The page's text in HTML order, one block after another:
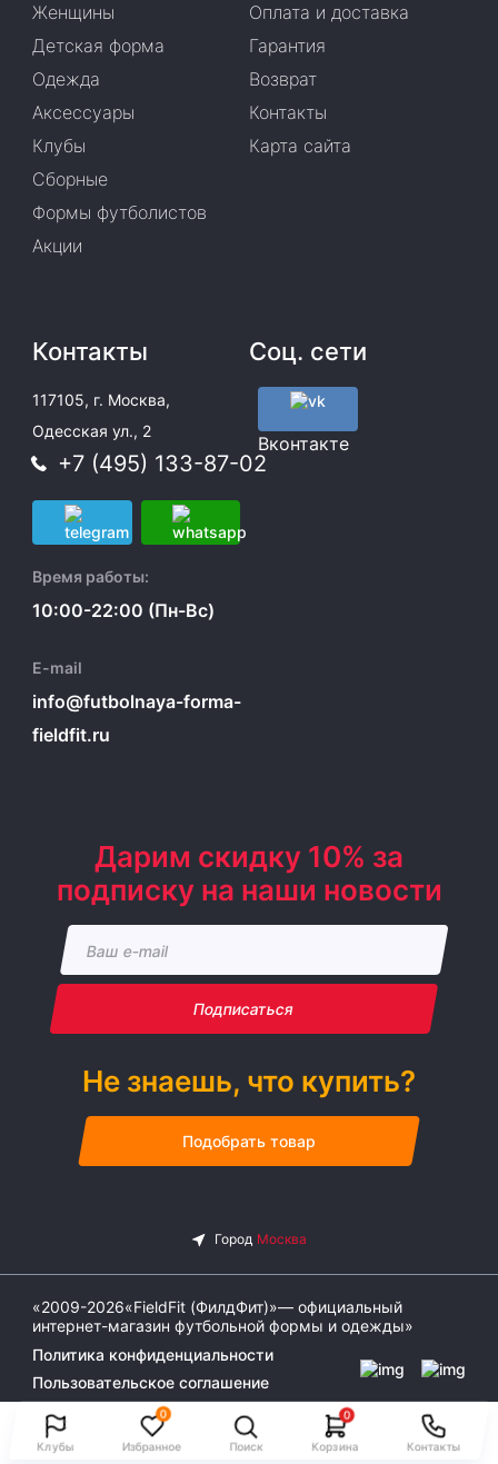
Клубы
0
Избранное Поиск
0
Корзина Контакты
Женщины
Детская форма
Одежда
Аксессуары
Клубы
Сборные
Формы футболистов
Акции
Оплата и доставка
Гарантия
Возврат
Контакты
Карта сайта
Контакты
117105, г. Москва,
Одесская ул., 2
+7 (495) 133-87-02
Время работы:
10:00-22:00 (Пн-Вс)
E-mail
info@futbolnaya-forma-
fieldfit.ru
Соц. сети
Вконтакте
Дарим скидку 10% за
подписку на наши новости
Подписаться
Не знаешь, что купить?
Подобрать товар
«2009-2026«FieldFit (ФилдФит)»— официальный
интернет-магазин футбольной формы и одежды»
Политика конфиденциальности
Пользовательское соглашение